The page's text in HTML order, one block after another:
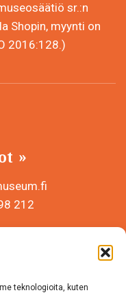
teknologioita, kuten
sr.:n
Shopin, myynti on
2016:128.)
212
2